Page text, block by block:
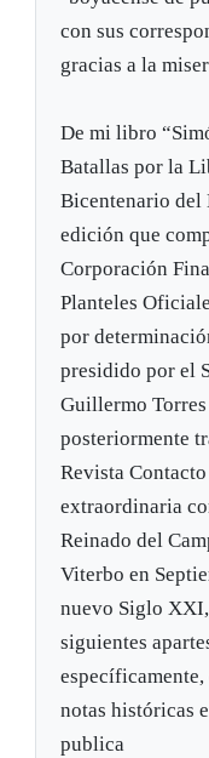
con sus
gracias a la
De mi libro
Batallas por la
Bicentenario del
edición que
Corporación
Planteles
por
presidido por el
Guillermo
posteriormente
Revista
extraordinaria
Reinado del
Viterbo en
nuevo Siglo
siguientes
notas históricas
publica